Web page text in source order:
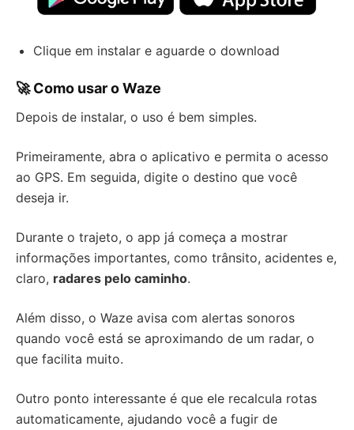
Clique em instalar e aguarde o download
🚀 Como usar o Waze
Depois de instalar, o uso é bem simples.
Primeiramente, abra o aplicativo e permita o acesso
ao GPS. Em seguida, digite o destino que você
deseja ir.
Durante o trajeto, o app já começa a mostrar
informações importantes, como trânsito, acidentes e,
claro, radares pelo caminho.
Além disso, o Waze avisa com alertas sonoros
quando você está se aproximando de um radar, o
que facilita muito.
Outro ponto interessante é que ele recalcula rotas
automaticamente, ajudando você a fugir de